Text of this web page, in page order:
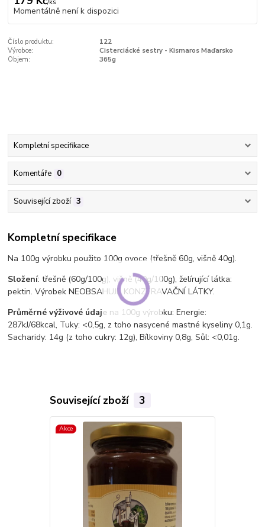
/ks
Momentálně není k dispozici
Číslo produktu:
122
Výrobce:
Cisterciácké sestry - Kismaros Maďarsko
Objem:
365g
Kompletní specifikace
Komentáře 0
Související zboží 3
Kompletní specifikace
Na 100g výrobku použito 100g ovoce (třešně 60g, višně 40g).
Složení: třešně (60g/100g), višně (40g/100g), želírující látka:
pektin. Výrobek NEOBSAHUJE KONZERAVAČNÍ LÁTKY.
Průměrné výživové údaje na 100g výrobku: Energie:
287kJ/68kcal, Tuky: <0,5g, z toho nasycené mastné kyseliny 0,1g.
Sacharidy: 14g (z toho cukry: 12g), Bílkoviny 0,8g, Sůl: <0,01g.
Související zboží 3
Akce